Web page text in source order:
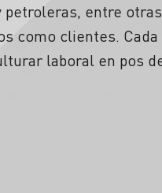
entre
como clientes. Cada
laboral en pos